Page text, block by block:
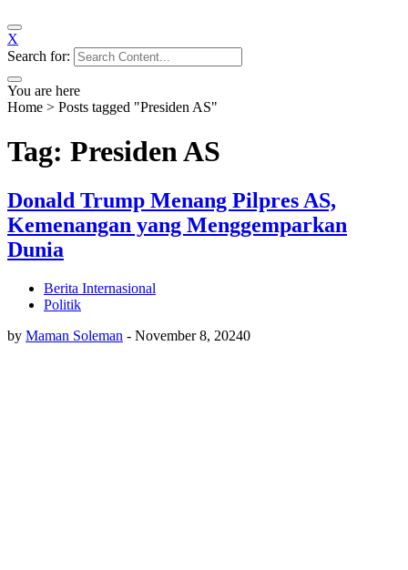
X
Search for:
You are here
Home > Posts tagged "Presiden AS"
Tag: Presiden AS
Donald Trump Menang Pilpres AS,
Kemenangan yang Menggemparkan
Dunia
Berita Internasional
Politik
by Maman Soleman - November 8, 20240